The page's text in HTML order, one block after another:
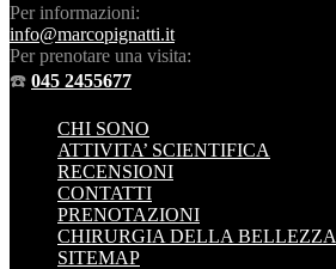
Per informazioni:
info@marcopignatti.it
Per prenotare una visita:
☎️ 045 2455677
CHI SONO
ATTIVITA’ SCIENTIFICA
RECENSIONI
CONTATTI
PRENOTAZIONI
CHIRURGIA DELLA BELLEZZA
SITEMAP